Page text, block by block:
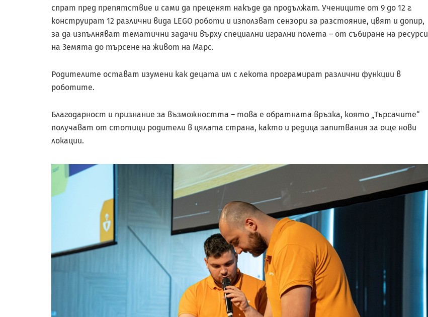
спрат пред препятствие и сами да преценят накъде да продължат. Учениците от 9 до 12 г.
конструират 12 различни вида LEGO роботи и използват сензори за разстояние, цвят и допир,
за да изпълняват тематични задачи върху специални игрални полета – от събиране на ресурси
на Земята до търсене на живот на Марс.
Родителите остават изумени как децата им с лекота програмират различни функции в
роботите.
Благодарност и признание за възможността – това е обратната връзка, която „Търсачите“
получават от стотици родители в цялата страна, както и редица запитвания за още нови
локации.